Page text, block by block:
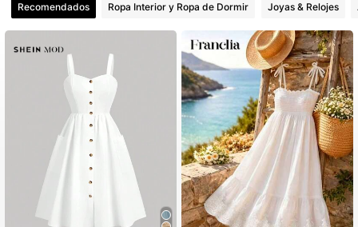
Recomendados Ropa Interior y Ropa de Dormir Joyas & Relojes